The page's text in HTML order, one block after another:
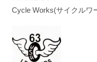
Cycle Works(サイクルワ